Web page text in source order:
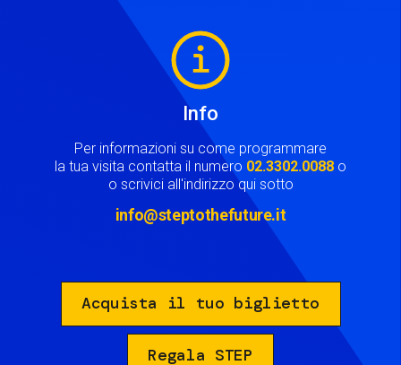
Info
Per informazioni su come programmare
la tua visita contatta il numero 02.3302.0088 o
o scrivici all'indirizzo qui sotto
info@steptothefuture.it
Acquista il tuo biglietto
Regala STEP